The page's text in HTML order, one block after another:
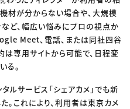
材が分からない場合や、大規模
ど、幅広い悩みにプロの視点か
Meet、電話、または同社四谷
専用サイトから可能で、日程変
る。
ルサービス「シェアカメ」でも新
。これにより、利用者は東京カメ